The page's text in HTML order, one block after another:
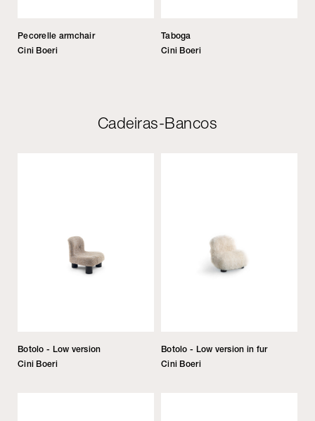
Pecorelle armchair
Cini Boeri
Taboga
Cini Boeri
Cadeiras-Bancos
Botolo - Low version
Cini Boeri
Botolo - Low version in fur
Cini Boeri